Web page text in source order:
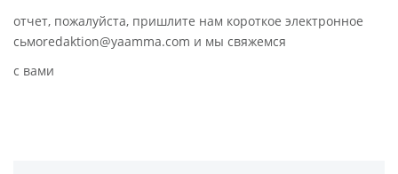
отчет, пожалуйста, пришлите нам короткое электронное
сьмоredaktion@yaamma.com и мы свяжемся
с вами